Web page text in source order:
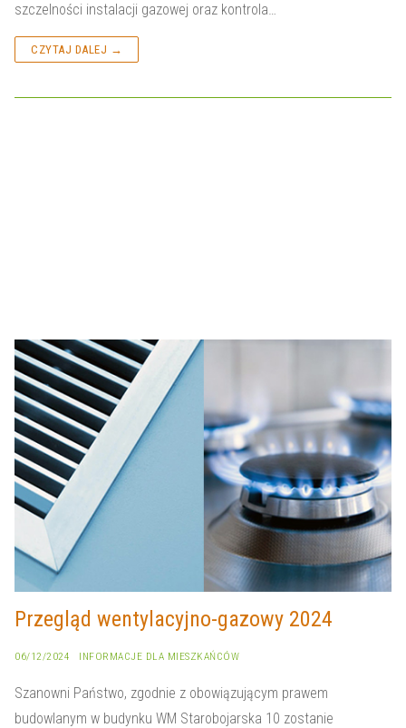
szczelności instalacji gazowej oraz kontrola…
CZYTAJ DALEJ →
Przegląd wentylacyjno-gazowy 2024
06/12/2024 INFORMACJE DLA MIESZKAŃCÓW
Szanowni Państwo, zgodnie z obowiązującym prawem
budowlanym w budynku WM Starobojarska 10 zostanie